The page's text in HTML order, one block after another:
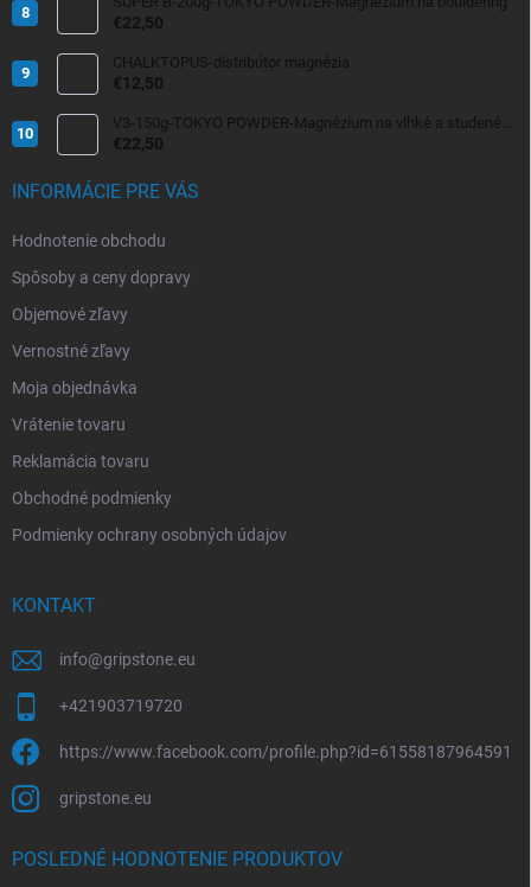
€22,50
CHALKTOPUS-distribútor magnézia
€12,50
V3-150g-TOKYO POWDER-Magnézium na vlhké a studené
dni
€22,50
INFORMÁCIE PRE VÁS
Hodnotenie obchodu
Spôsoby a ceny dopravy
Objemové zľavy
Vernostné zľavy
Moja objednávka
Vrátenie tovaru
Reklamácia tovaru
Obchodné podmienky
Podmienky ochrany osobných údajov
KONTAKT
info@gripstone.eu
+421903719720
https://www.facebook.com/profile.php?id=61558187964591
gripstone.eu
POSLEDNÉ HODNOTENIE PRODUKTOV